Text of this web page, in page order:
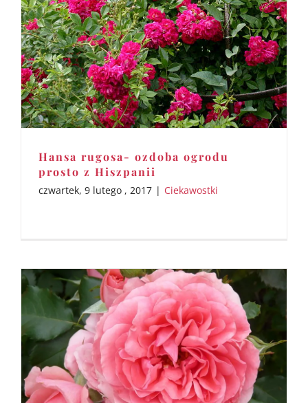
Hansa rugosa- ozdoba ogrodu
prosto z Hiszpanii
czwartek, 9 lutego , 2017 | Ciekawostki